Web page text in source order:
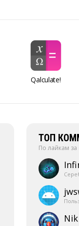
Qalculate!
ТОП
По лайкам